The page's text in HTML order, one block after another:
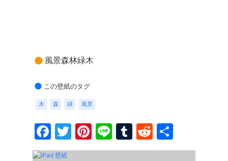
風景森林緑木
この壁紙のタグ
木 森 緑 風景
Facebook
Twitter
Pinterest
LineTumblr
Reddit
有